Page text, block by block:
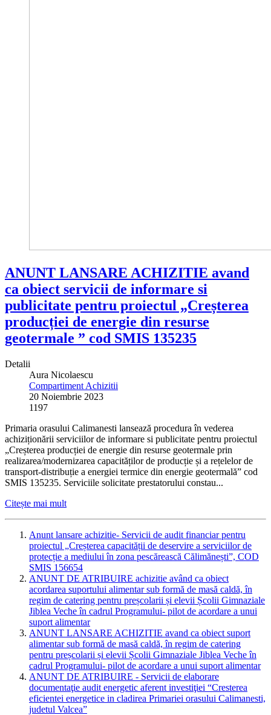
ANUNT LANSARE ACHIZITIE avand
ca obiect servicii de informare si
publicitate pentru proiectul „Creșterea
producției de energie din resurse
geotermale ” cod SMIS 135235
Detalii
Aura Nicolaescu
Compartiment Achizitii
20 Noiembrie 2023
1197
Primaria orasului Calimanesti lansează procedura în vederea
achiziționării serviciilor de informare si publicitate pentru proiectul
„Creșterea producției de energie din resurse geotermale prin
realizarea/modernizarea capacităților de producție și a rețelelor de
transport-distribuție a energiei termice din energie geotermală” cod
SMIS 135235. Serviciile solicitate prestatorului constau...
Citește mai mult
Anunt lansare achizitie- Servicii de audit financiar pentru
proiectul „Creșterea capacității de deservire a serviciilor de
protecție a mediului în zona pescărească Călimănești”, COD
SMIS 156654
ANUNT DE ATRIBUIRE achizitie având ca obiect
acordarea suportului alimentar sub formă de masă caldă, în
regim de catering pentru preșcolarii și elevii Școlii Gimnaziale
Jiblea Veche în cadrul Programului- pilot de acordare a unui
suport alimentar
ANUNT LANSARE ACHIZITIE avand ca obiect suport
alimentar sub formă de masă caldă, în regim de catering
pentru preșcolarii și elevii Școlii Gimnaziale Jiblea Veche în
cadrul Programului- pilot de acordare a unui suport alimentar
ANUNT DE ATRIBUIRE - Servicii de elaborare
documentaţie audit energetic aferent investiţiei “Cresterea
eficientei energetice in cladirea Primariei orasului Calimanesti,
judetul Valcea”